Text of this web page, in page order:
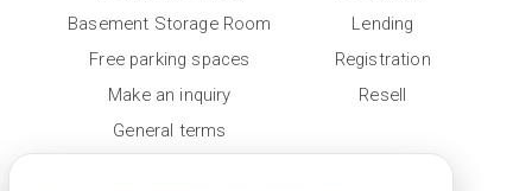
Basement Storage Room
Free parking spaces
Make an inquiry
General terms
Lending
Registration
Resell